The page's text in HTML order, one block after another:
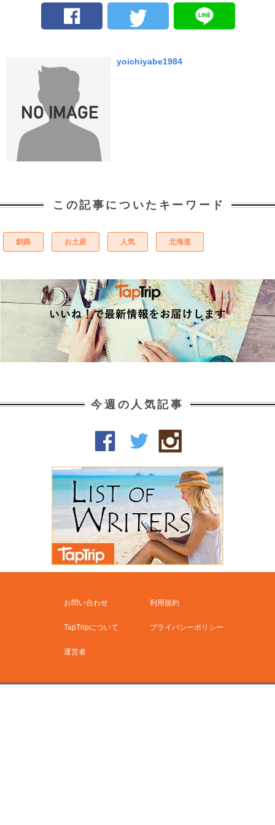
yoichiyabe1984
この記事についたキーワード
釧路 お土産 人気 北海道
今週の人気記事
お問い合わせ 利用規約
TapTripについて プライバシーポリシー
運営者